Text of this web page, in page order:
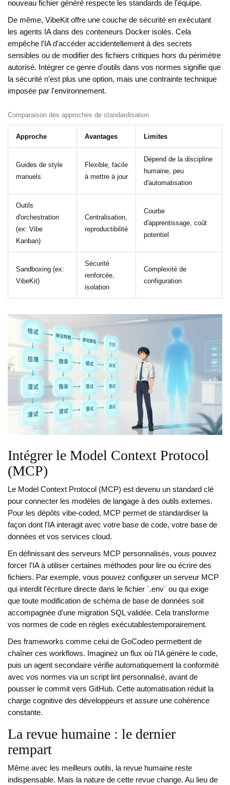
nouveau fichier généré respecte les standards de l'équipe.
De même, VibeKit offre une couche de sécurité en exécutant
les agents IA dans des conteneurs Docker isolés. Cela
empêche l'IA d'accéder accidentellement à des secrets
sensibles ou de modifier des fichiers critiques hors du périmètre
autorisé. Intégrer ce genre d'outils dans vos normes signifie que
la sécurité n'est plus une option, mais une contrainte technique
imposée par l'environnement.
Comparaison des approches de standardisation
Approche Avantages Limites
Guides de style
manuels
Flexible, facile
à mettre à jour
Dépend de la discipline
humaine, peu
d'automatisation
Outils
d'orchestration
(ex: Vibe
Kanban)
Centralisation,
reproductibilité
Courbe
d'apprentissage, coût
potentiel
Sandboxing (ex:
VibeKit)
Sécurité
renforcée,
isolation
Complexité de
configuration
Intégrer le Model Context Protocol
(MCP)
Le Model Context Protocol (MCP) est devenu un standard clé
pour connecter les modèles de langage à des outils externes.
Pour les dépôts vibe-coded, MCP permet de standardiser la
façon dont l'IA interagit avec votre base de code, votre base de
données et vos services cloud.
En définissant des serveurs MCP personnalisés, vous pouvez
forcer l'IA à utiliser certaines méthodes pour lire ou écrire des
fichiers. Par exemple, vous pouvez configurer un serveur MCP
qui interdit l'écriture directe dans le fichier `.env` ou qui exige
que toute modification de schéma de base de données soit
accompagnée d'une migration SQL validée. Cela transforme
vos normes de code en règles exécutablestemporairement.
Des frameworks comme celui de GoCodeo permettent de
chaîner ces workflows. Imaginez un flux où l'IA génère le code,
puis un agent secondaire vérifie automatiquement la conformité
avec vos normes via un script lint personnalisé, avant de
pousser le commit vers GitHub. Cette automatisation réduit la
charge cognitive des développeurs et assure une cohérence
constante.
La revue humaine : le dernier
rempart
Même avec les meilleurs outils, la revue humaine reste
indispensable. Mais la nature de cette revue change. Au lieu de